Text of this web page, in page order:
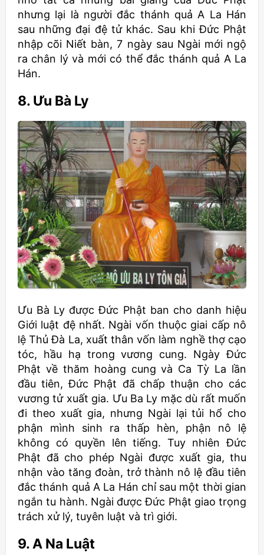
nhưng lại là người đắc thánh quả A La Hán
sau những đại đệ tử khác. Sau khi Đức Phật
nhập cõi Niết bàn, 7 ngày sau Ngài mới ngộ
ra chân lý và mới có thể đắc thánh quả A La
Hán.
8. Ưu Bà Ly
Ưu Bà Ly được Đức Phật ban cho danh hiệu
Giới luật đệ nhất. Ngài vốn thuộc giai cấp nô
lệ Thủ Đà La, xuất thân vốn làm nghề thợ cạo
tóc, hầu hạ trong vương cung. Ngày Đức
Phật về thăm hoàng cung và Ca Tỳ La lần
đầu tiên, Đức Phật đã chấp thuận cho các
vương tử xuất gia. Ưu Ba Ly mặc dù rất muốn
đi theo xuất gia, nhưng Ngài lại tủi hổ cho
phận mình sinh ra thấp hèn, phận nô lệ
không có quyền lên tiếng. Tuy nhiên Đức
Phật đã cho phép Ngài được xuất gia, thu
nhận vào tăng đoàn, trở thành nô lệ đầu tiên
đắc thánh quả A La Hán chỉ sau một thời gian
ngắn tu hành. Ngài được Đức Phật giao trọng
trách xử lý, tuyên luật và trì giới.
9. A Na Luật